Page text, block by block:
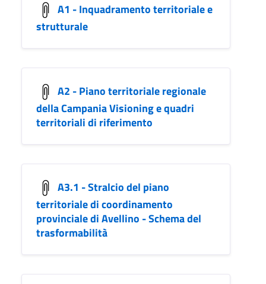
A1 - Inquadramento territoriale e
strutturale
A2 - Piano territoriale regionale
della Campania Visioning e quadri
territoriali di riferimento
A3.1 - Stralcio del piano
territoriale di coordinamento
provinciale di Avellino - Schema del
trasformabilità